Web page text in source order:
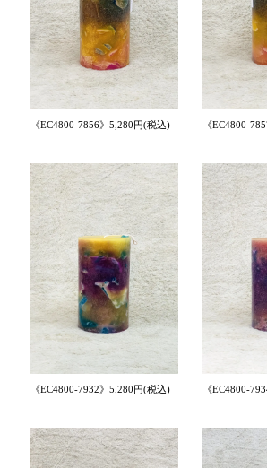
《EC4800-7856》5,280円(税込) 《EC4800-
《EC4800-7932》5,280円(税込) 《EC4800-